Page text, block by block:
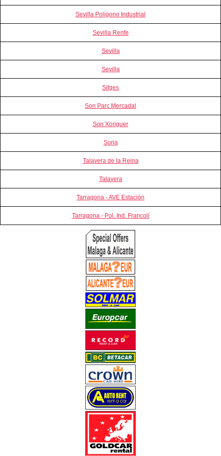
Sevilla Poligono Industrial
Sevilla Renfe
Sevilla
Sevilla
Sitges
Son Parc Mercadal
Son Xoriguer
Soria
Talavera de la Reina
Talavera
Tarragona - AVE Estación
Tarragona - Pol. Ind. Francolí